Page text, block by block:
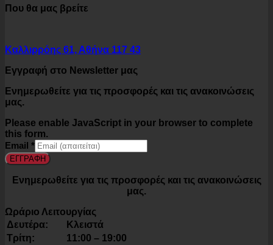
Που θα μας βρείτε
Καλλιρρόης 61, Αθήνα 117 43
Εγγραφή στο Newsletter μας
Ενημερωθείτε για τις προσφορές και τις ανακοινώσεις
μας.
Please enable JavaScript in your browser to complete
this form.
Email *
ΕΓΓΡΑΦΗ
Ενημερωθείτε για τις προσφορές και τις ανακοινώσεις
μας.
Ωράριο Λειτουργίας
Δευτέρα:
Κλειστά
Τρίτη:
11:00 – 19:00